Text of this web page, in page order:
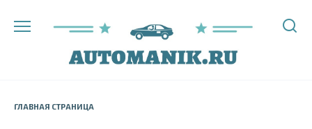
ГЛАВНАЯ СТРАНИЦА